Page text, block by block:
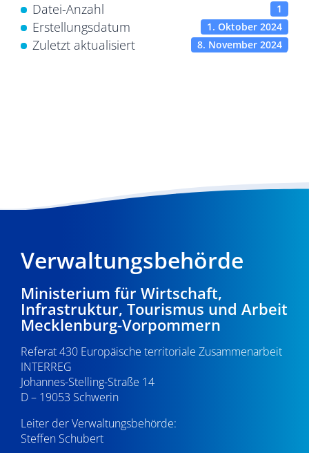
Datei-Anzahl 1
Erstellungsdatum 1. Oktober 2024
Zuletzt aktualisiert 8. November 2024
Verwaltungsbehörde
Ministerium für Wirtschaft,
Infrastruktur, Tourismus und Arbeit
Mecklenburg-Vorpommern
Referat 430 Europäische territoriale Zusammenarbeit
INTERREG
Johannes-Stelling-Straße 14
D – 19053 Schwerin
Leiter der Verwaltungsbehörde:
Steffen Schubert